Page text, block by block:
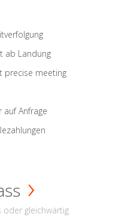
ab Landung
precise meeting
auf Anfrage
oder gleichwärtig